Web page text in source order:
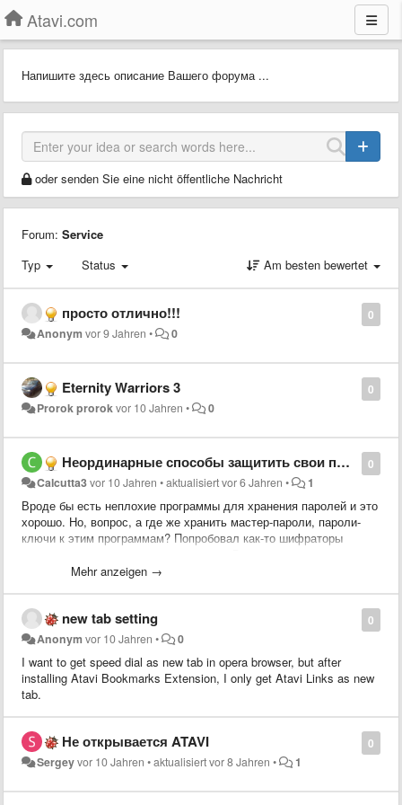
Atavi.com
Напишите здесь описание Вашего форума ...
oder senden Sie eine nicht öffentliche Nachricht
Forum: Service
Typ
Status Am besten bewertet
0
просто отлично!!!
Anonym vor 9 Jahren • 0
0
Eternity Warriors 3
Prorok prorokvor 10 Jahren • 0
0
Неординарные способы защитить свои пароли.
Calcutta3vor 10 Jahren •aktualisiertvor 6 Jahren • 1
Вроде бы есть неплохие программы для хранения паролей и это
хорошо. Но, вопрос, а где же хранить мастер-пароли, пароли-
ключи к этим программам? Попробовал как-то шифраторы
же самое...Интересно, есть ли подходящий выход из
Mehr anzeigen →
0
new tab setting
Anonym vor 10 Jahren • 0
I want to get speed dial as new tab in opera browser, but after
installing Atavi Bookmarks Extension, I only get Atavi Links as new
tab.
0
Не открывается ATAVI
Sergeyvor 10 Jahren •aktualisiertvor 8 Jahren • 1